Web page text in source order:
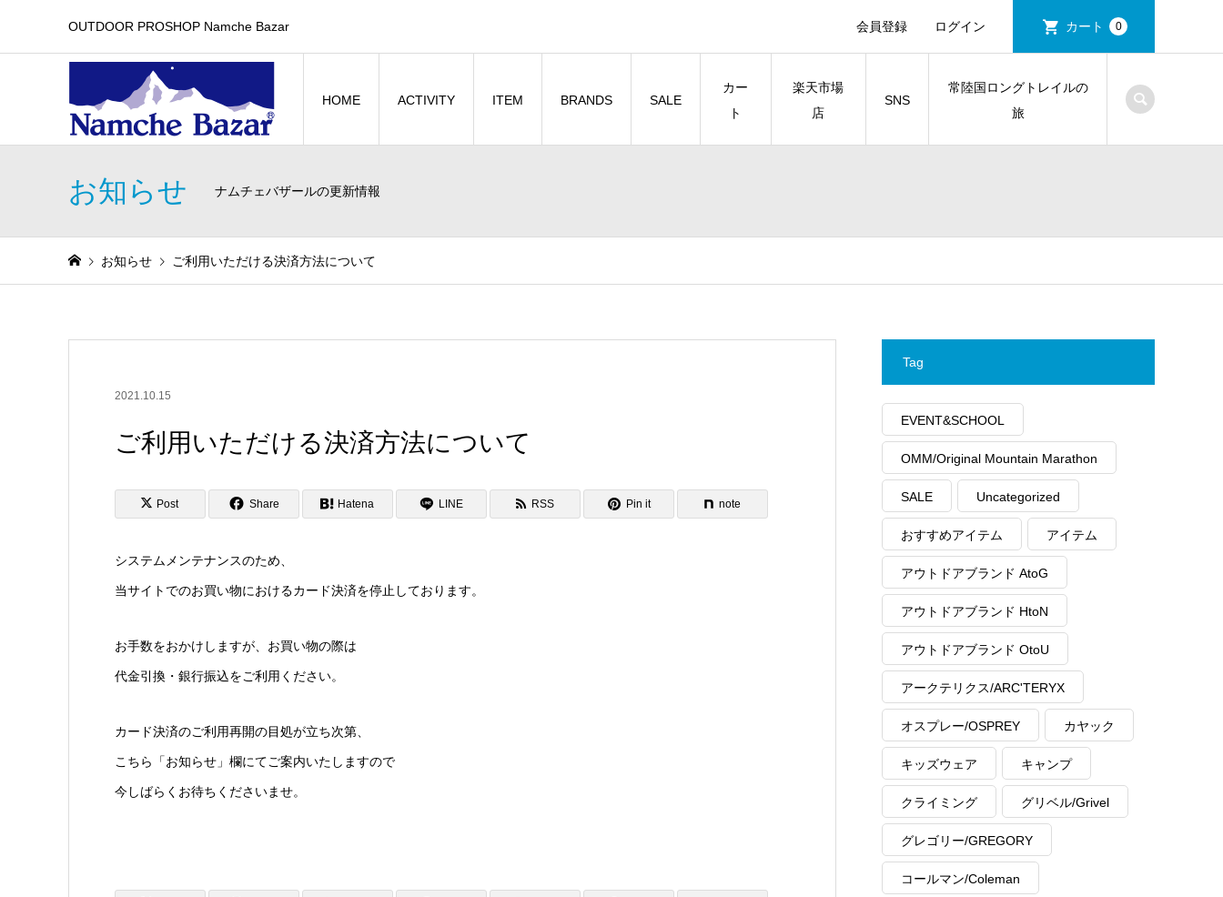
OUTDOOR PROSHOP Namche Bazar 会員登録 ログイン カート 0
HOME ACTIVITY ITEM BRANDS SALE
カー
ト
楽天市場
店
SNS
常陸国ロングトレイルの
旅
お知らせ ナムチェバザールの更新情報
お知らせ ご利用いただける決済方法について
2021.10.15
ご利用いただける決済方法について
Post Share Hatena LINE RSS Pin it note
システムメンテナンスのため、
当サイトでのお買い物におけるカード決済を停止しております。
お手数をおかけしますが、お買い物の際は
代金引換・銀行振込をご利用ください。
カード決済のご利用再開の目処が立ち次第、
こちら「お知らせ」欄にてご案内いたしますので
今しばらくお待ちくださいませ。
Tag
EVENT&SCHOOL
OMM/Original Mountain Marathon
SALE Uncategorized
おすすめアイテム アイテム
アウトドアブランド AtoG
アウトドアブランド HtoN
アウトドアブランド OtoU
アークテリクス/ARC'TERYX
オスプレー/OSPREY カヤック
キッズウェア キャンプ
クライミング グリベル/Grivel
グレゴリー/GREGORY
コールマン/Coleman